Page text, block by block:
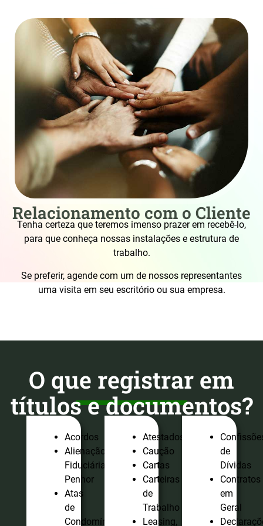
Relacionamento com o Cliente
Tenha certeza que teremos imenso prazer em recebê-lo,
para que conheça nossas instalações e estrutura de
trabalho.
Se preferir, agende com um de nossos representantes
uma visita em seu escritório ou sua empresa.
O que registrar em
títulos e documentos?
Acordos
Alienação
Fiduciária,
Penhor
Atas
de
Condomínio
Atestados
Caução
Cartas
Carteiras
de
Trabalho
Leasing,
de
Dívidas
Contratos
em
Geral